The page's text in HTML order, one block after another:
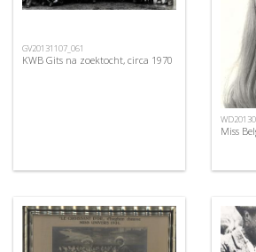
GV20131107_061
KWB Gits na zoektocht, circa 1970
Miss